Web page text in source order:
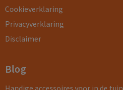
Cookieverklaring
Privacyverklaring
Disclaimer
Blog